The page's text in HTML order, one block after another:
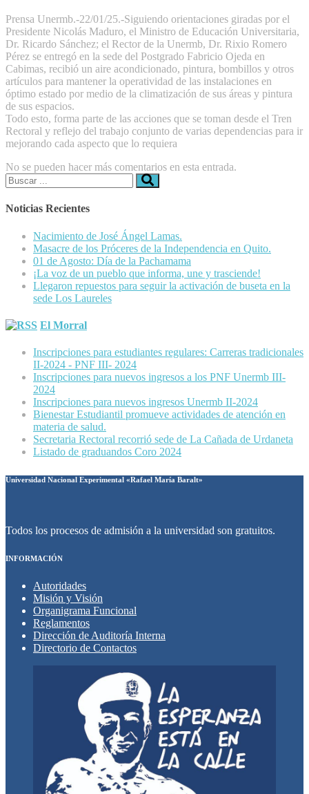
Prensa Unermb.-22/01/25.-Siguiendo orientaciones giradas por el
Presidente Nicolás Maduro, el Ministro de Educación Universitaria,
Dr. Ricardo Sánchez; el Rector de la Unermb, Dr. Rixio Romero
Pérez se entregó en la sede del Postgrado Fabricio Ojeda en
Cabimas, recibió un aire acondicionado, pintura, bombillos y otros
artículos para mantener la operatividad de las instalaciones en
óptimo estado por medio de la climatización de sus áreas y pintura
de sus espacios.
Todo esto, forma parte de las acciones que se toman desde el Tren
Rectoral y reflejo del trabajo conjunto de varias dependencias para ir
mejorando cada aspecto que lo requiera
No se pueden hacer más comentarios en esta entrada.
Buscar:
Noticias Recientes
Nacimiento de José Ángel Lamas.
Masacre de los Próceres de la Independencia en Quito.
01 de Agosto: Día de la Pachamama
¡La voz de un pueblo que informa, une y trasciende!
Llegaron repuestos para seguir la activación de buseta en la
sede Los Laureles
El Morral
Inscripciones para estudiantes regulares: Carreras tradicionales
II-2024 - PNF III- 2024
Inscripciones para nuevos ingresos a los PNF Unermb III-
2024
Inscripciones para nuevos ingresos Unermb II-2024
Bienestar Estudiantil promueve actividades de atención en
materia de salud.
Secretaria Rectoral recorrió sede de La Cañada de Urdaneta
Listado de graduandos Coro 2024
Universidad Nacional Experimental «Rafael María Baralt»
Todos los procesos de admisión a la universidad son gratuitos.
INFORMACIÓN
Autoridades
Misión y Visión
Organigrama Funcional
Reglamentos
Dirección de Auditoría Interna
Directorio de Contactos